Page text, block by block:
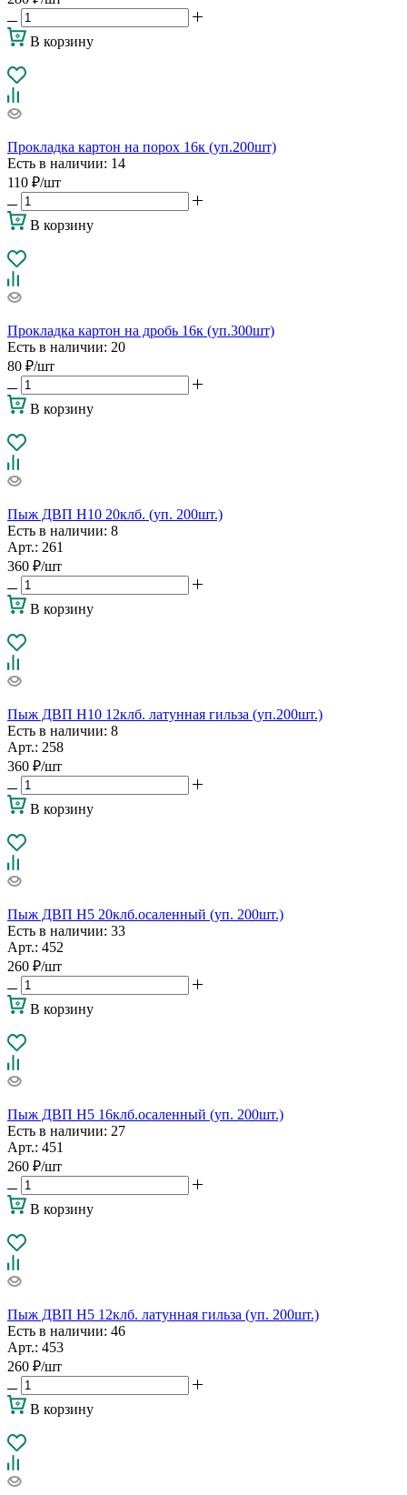
В корзину
Прокладка картон на порох 16к (уп.200шт)
Есть в наличии: 14
110 ₽/шт
В корзину
Прокладка картон на дробь 16к (уп.300шт)
Есть в наличии: 20
80 ₽/шт
В корзину
Пыж ДВП Н10 20клб. (уп. 200шт.)
Есть в наличии: 8
Арт.: 261
360 ₽/шт
В корзину
Пыж ДВП Н10 12клб. латунная гильза (уп.200шт.)
Есть в наличии: 8
Арт.: 258
360 ₽/шт
В корзину
Пыж ДВП Н5 20клб.осаленный (уп. 200шт.)
Есть в наличии: 33
Арт.: 452
260 ₽/шт
В корзину
Пыж ДВП Н5 16клб.осаленный (уп. 200шт.)
Есть в наличии: 27
Арт.: 451
260 ₽/шт
В корзину
Пыж ДВП Н5 12клб. латунная гильза (уп. 200шт.)
Есть в наличии: 46
Арт.: 453
260 ₽/шт
В корзину